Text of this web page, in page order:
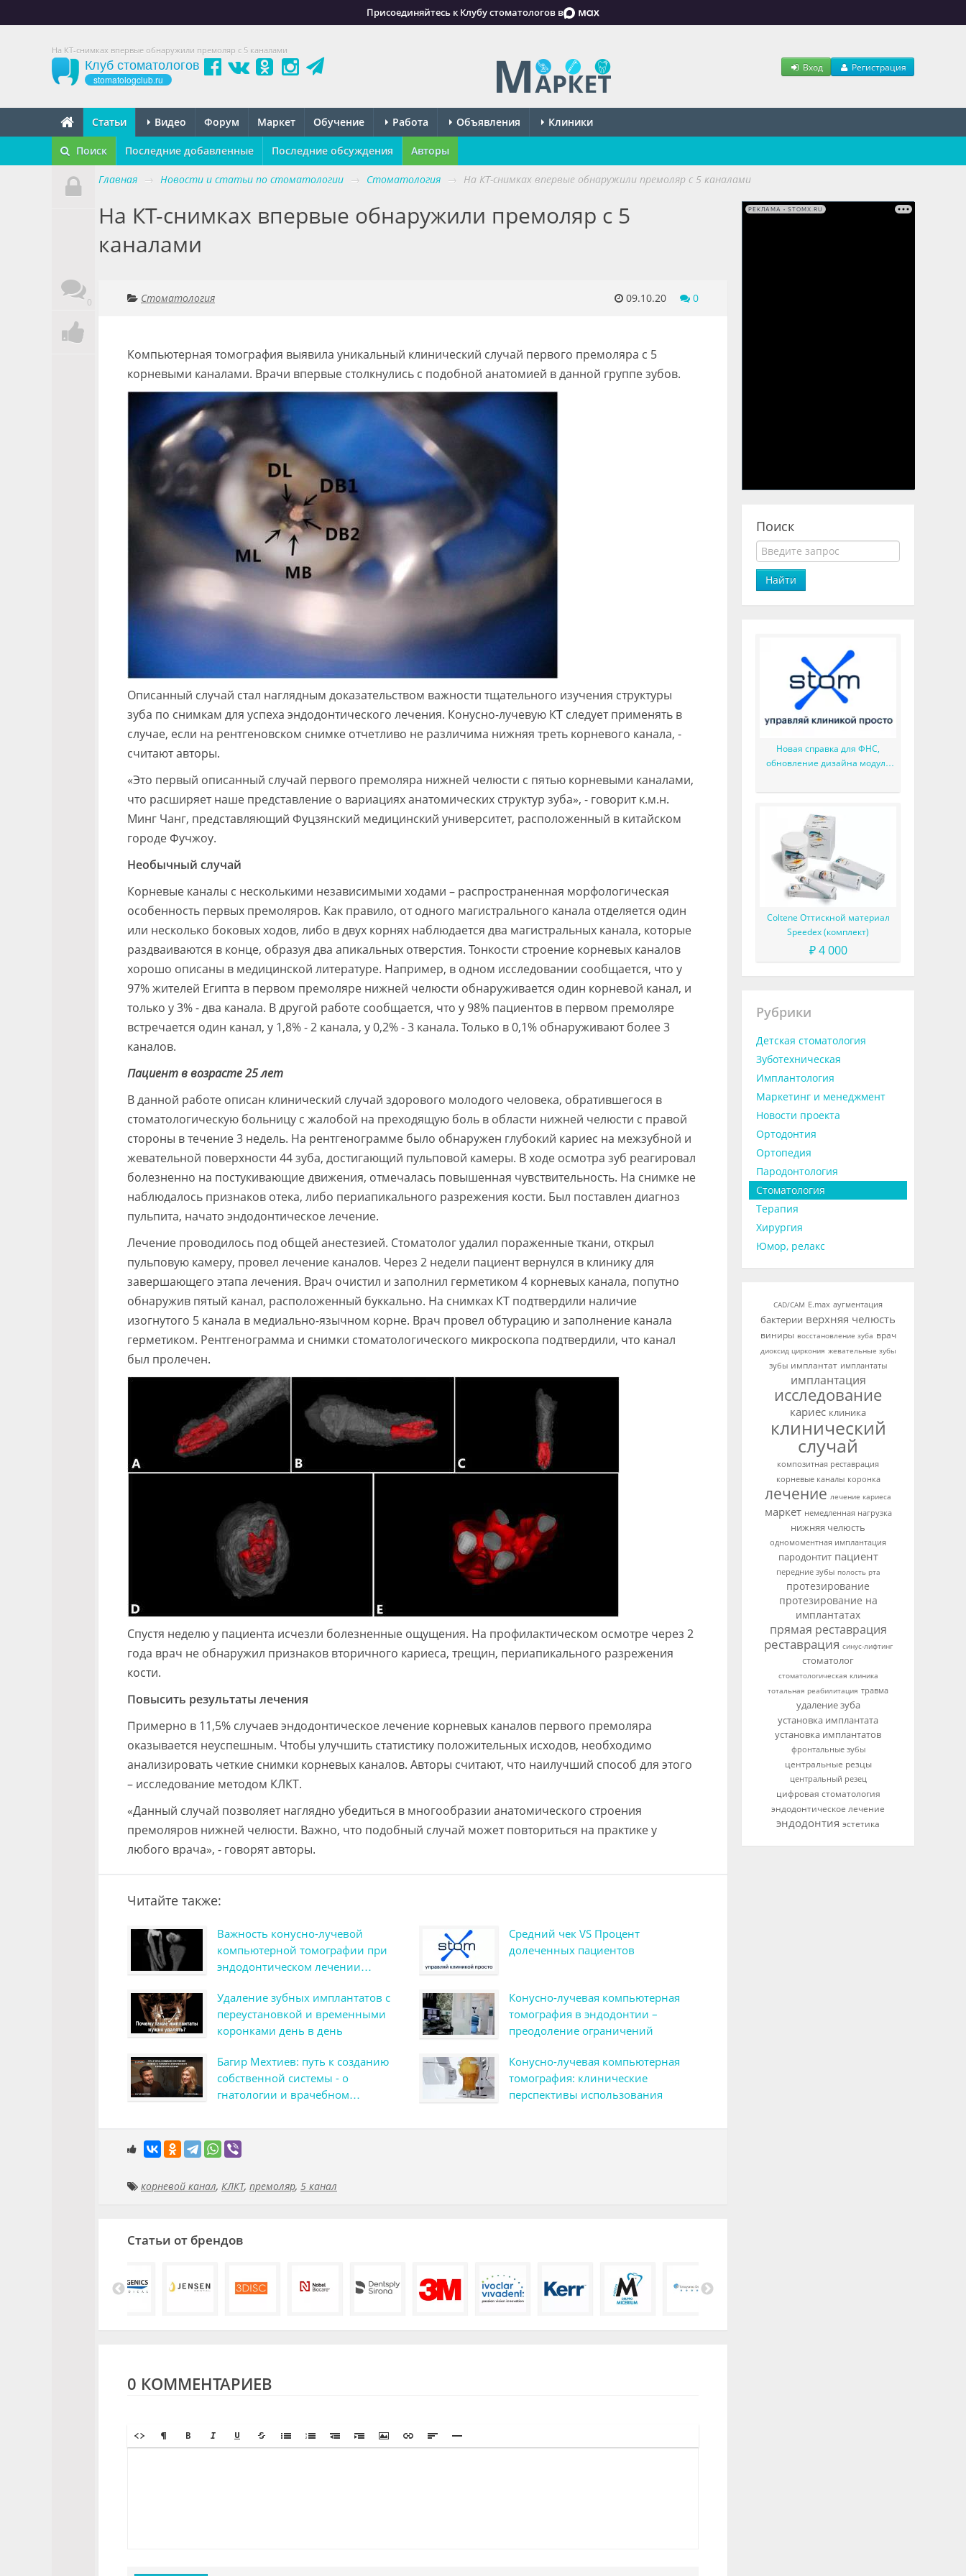
Присоединяйтесь к Клубу стоматологов в
На КТ-снимках впервые обнаружили премоляр с 5 каналами
Клуб стоматологов
stomatologclub.ru
Вход Регистрация
Статьи Видео Форум Маркет Обучение Работа Объявления Клиники
Поиск Последние добавленные Последние обсуждения Авторы
0
Главная → Новости и статьи по стоматологии → Стоматология → На КТ-снимках впервые обнаружили премоляр с 5 каналами
На КТ-снимках впервые обнаружили премоляр с 5
каналами
Стоматология 09.10.20 0
Компьютерная томография выявила уникальный клинический случай первого премоляра с 5
корневыми каналами. Врачи впервые столкнулись с подобной анатомией в данной группе зубов.
Описанный случай стал наглядным доказательством важности тщательного изучения структуры
зуба по снимкам для успеха эндодонтического лечения. Конусно-лучевую КТ следует применять в
случае, если на рентгеновском снимке отчетливо не различима нижняя треть корневого канала, -
считают авторы.
«Это первый описанный случай первого премоляра нижней челюсти с пятью корневыми каналами,
что расширяет наше представление о вариациях анатомических структур зуба», - говорит к.м.н.
Минг Чанг, представляющий Фуцзянский медицинский университет, расположенный в китайском
городе Фучжоу.
Необычный случай
Корневые каналы с несколькими независимыми ходами – распространенная морфологическая
особенность первых премоляров. Как правило, от одного магистрального канала отделяется один
или несколько боковых ходов, либо в двух корнях наблюдается два магистральных канала, которые
раздваиваются в конце, образуя два апикальных отверстия. Тонкости строение корневых каналов
хорошо описаны в медицинской литературе. Например, в одном исследовании сообщается, что у
97% жителей Египта в первом премоляре нижней челюсти обнаруживается один корневой канал, и
только у 3% - два канала. В другой работе сообщается, что у 98% пациентов в первом премоляре
встречается один канал, у 1,8% - 2 канала, у 0,2% - 3 канала. Только в 0,1% обнаруживают более 3
каналов.
Пациент в возрасте 25 лет
В данной работе описан клинический случай здорового молодого человека, обратившегося в
стоматологическую больницу с жалобой на преходящую боль в области нижней челюсти с правой
стороны в течение 3 недель. На рентгенограмме было обнаружен глубокий кариес на межзубной и
жевательной поверхности 44 зуба, достигающий пульповой камеры. В ходе осмотра зуб реагировал
болезненно на постукивающие движения, отмечалась повышенная чувствительность. На снимке не
наблюдалось признаков отека, либо периапикального разрежения кости. Был поставлен диагноз
пульпита, начато эндодонтическое лечение.
Лечение проводилось под общей анестезией. Стоматолог удалил пораженные ткани, открыл
пульповую камеру, провел лечение каналов. Через 2 недели пациент вернулся в клинику для
завершающего этапа лечения. Врач очистил и заполнил герметиком 4 корневых канала, попутно
обнаружив пятый канал, расположенный буккально. На снимках КТ подтвердили наличие
изогнутого 5 канала в медиально-язычном корне. Врач провел обтурацию и заполнение канала
герметиком. Рентгенограмма и снимки стоматологического микроскопа подтвердили, что канал
был пролечен.
Спустя неделю у пациента исчезли болезненные ощущения. На профилактическом осмотре через 2
года врач не обнаружил признаков вторичного кариеса, трещин, периапикального разрежения
кости.
Повысить результаты лечения
Примерно в 11,5% случаев эндодонтическое лечение корневых каналов первого премоляра
оказывается неуспешным. Чтобы улучшить статистику положительных исходов, необходимо
анализировать четкие снимки корневых каналов. Авторы считают, что наилучший способ для этого
– исследование методом КЛКТ.
«Данный случай позволяет наглядно убедиться в многообразии анатомического строения
премоляров нижней челюсти. Важно, что подобный случай может повториться на практике у
любого врача», - говорят авторы.
Читайте также:
Важность конусно-лучевой
компьютерной томографии при
эндодонтическом лечении
атипичной анатомией
Средний чек VS Процент
долеченных пациентов
Удаление зубных имплантатов с
переустановкой и временными
коронками день в день
Конусно-лучевая компьютерная
томография в эндодонтии –
преодоление ограничений
Багир Мехтиев: путь к созданию
собственной системы - о
гнатологии и врачебном
Конусно-лучевая компьютерная
томография: клинические
перспективы использования
корневой канал, КЛКТ, премоляр, 5 канал
Статьи от брендов
0 КОММЕНТАРИЕВ
РЕКЛАМА • STOMX.RU
Поиск
Найти
Новая справка для ФНС,
обновление дизайна модуля
улучшения
Coltene Оттискной материал
Speedex (комплект)
₽ 4 000
Рубрики
Детская стоматология
Зуботехническая
Имплантология
Маркетинг и менеджмент
Новости проекта
Ортодонтия
Ортопедия
Пародонтология
Стоматология
Терапия
Хирургия
Юмор, релакс
CAD/CAM E.max аугментация
бактерии верхняя челюсть
виниры восстановление зуба врач
диоксид циркония жевательные зубы
зубы имплантат имплантаты
имплантация
исследование
кариес клиника
клинический
случай
композитная реставрация
корневые каналы коронка
лечение лечение кариеса
маркет немедленная нагрузка
нижняя челюсть
одномоментная имплантация
пародонтит пациент
передние зубы полость рта
протезирование
протезирование на
имплантатах
прямая реставрация
реставрация синус-лифтинг
стоматолог
стоматологическая клиника
тотальная реабилитация травма
удаление зуба
установка имплантата
установка имплантатов
фронтальные зубы
центральные резцы
центральный резец
цифровая стоматология
эндодонтическое лечение
эндодонтия эстетика